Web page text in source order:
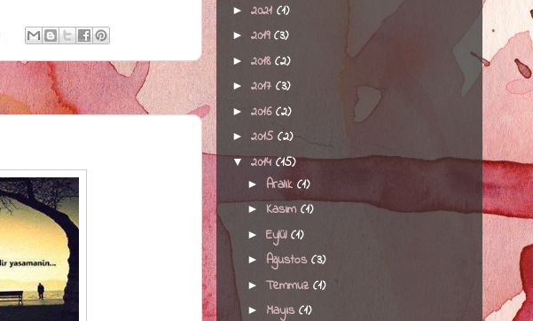
► 2021 (1)
► 2019(3)
► 2018(2)
► 2017 (3)
► 2016(2)
► 2015 (2)
▼2014 (15)
► Aralık (1)
► Kasım(1)
► Eylül(1)
► Ağustos(3)
►Temmuz(1)
► Mayıs(1)